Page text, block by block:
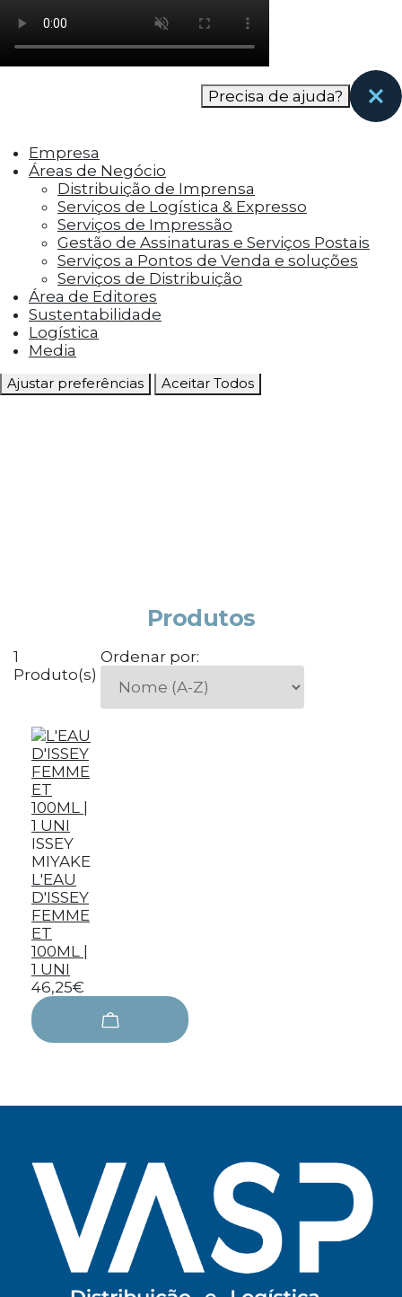
como os visitantes interagem com o site. Esses
cookies ajudam a fornecer informações sobre
as métricas do número de visitantes, taxa de
rejeição, origem do tráfego, etc.
funcionalidades, como compartilhar o
conteúdo do site em plataformas de social
media, coletar feedbacks e outros recursos de
terceiros.
Cookies Marketing
Os cookies de marketing são usados para
entregar aos visitantes anúncios
personalizados com base nas páginas que eles
visitaram antes e analisar a eficácia da
campanha publicitária.
Ajustar preferências Aceitar Todos
Precisa de ajuda?
Empresa
Áreas de Negócio
Distribuição de Imprensa
Serviços de Logística & Expresso
Serviços de Impressão
Gestão de Assinaturas e Serviços Postais
Serviços a Pontos de Venda e soluções
Serviços de Distribuição
Área de Editores
Sustentabilidade
Logística
Media
Produtos
1
Produto(s)
Ordenar por:
ISSEY
MIYAKE
L'EAU
D'ISSEY
FEMME
ET
100ML |
1 UNI
46,25€